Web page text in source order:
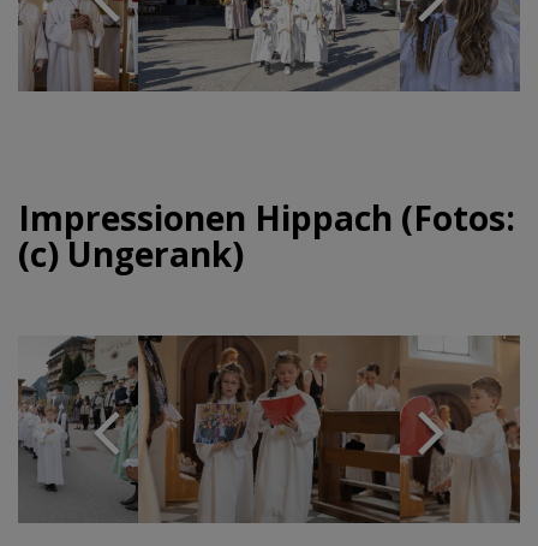
Impressionen Hippach (Fotos:
(c) Ungerank)